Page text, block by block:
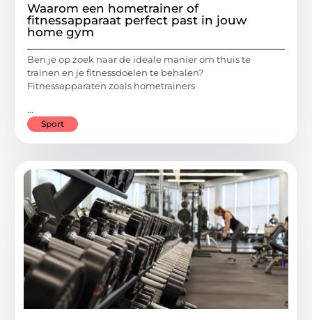
Waarom een hometrainer of
fitnessapparaat perfect past in jouw
home gym
Ben je op zoek naar de ideale manier om thuis te
trainen en je fitnessdoelen te behalen?
Fitnessapparaten zoals hometrainers
...
Sport